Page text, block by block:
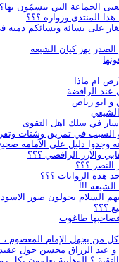
الجماعة التي تتسمّون
المنتدى وزواره ؟؟؟
على نسائه ونسائكم دميه
يهز كيان الشيعه
ام ماذا
الرافضة
و ابو رياض
في سلك اهل التقوى
السبب في تمزيق وشتات
وجدوا دليل على الآمامه
والارز الرافضي ؟؟؟
النصر ؟؟؟
هذه الروايات ؟؟؟
!!!
السلام يحولون صور
؟؟؟
فصاحبها طاغوت
من يجهل الإمام المعصوم
و عبد الرزاق محسن حول